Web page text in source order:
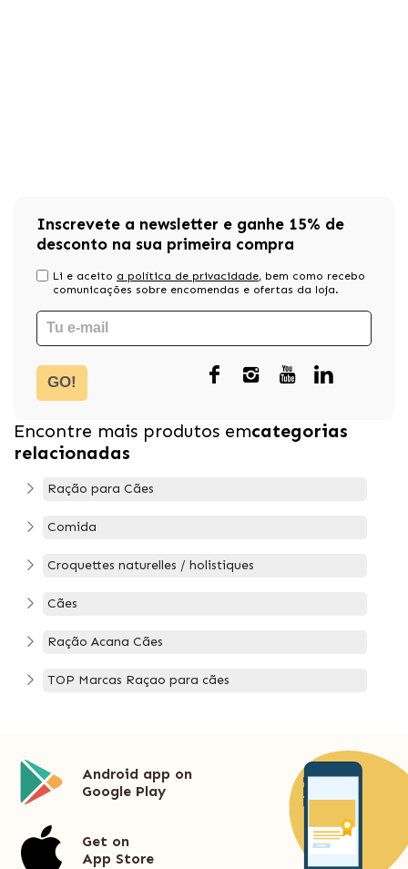
Inscrevete a newsletter e ganhe 15% de
desconto na sua primeira compra
Li e aceito a política de privacidade, bem como recebo
comunicações sobre encomendas e ofertas da loja.
GO!
Encontre mais produtos emcategorias
relacionadas
Ração para Cães
Comida
Croquettes naturelles / holistiques
Cães
Ração Acana Cães
TOP Marcas Raçao para cães
Android app on
Google Play
Get on
App Store